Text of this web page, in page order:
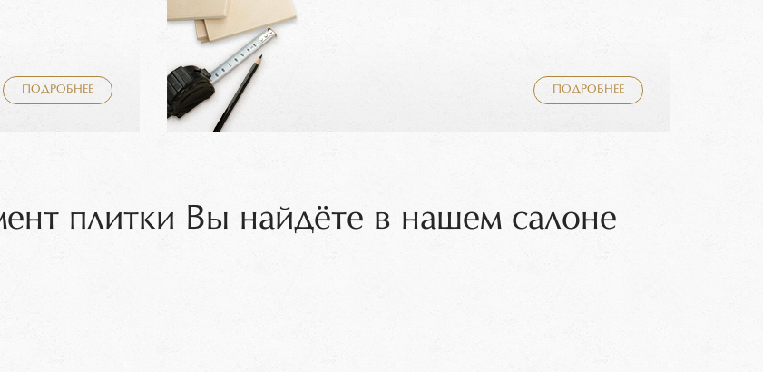
ПОДРОБНЕЕ ПОДРОБНЕЕ
плитки Вы найдёте в нашем салоне